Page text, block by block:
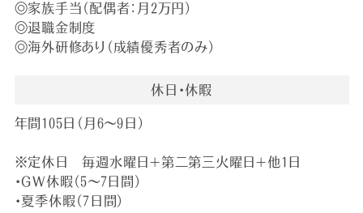
◎家族手当（配偶者：月2万円）
◎退職金制度
◎海外研修あり（成績優秀者のみ）
休日・休暇
年間105日（月6～9日）
※定休日 毎週水曜日＋第二第三火曜日＋他1日
・GW休暇（5～7日間）
・夏季休暇（7日間）